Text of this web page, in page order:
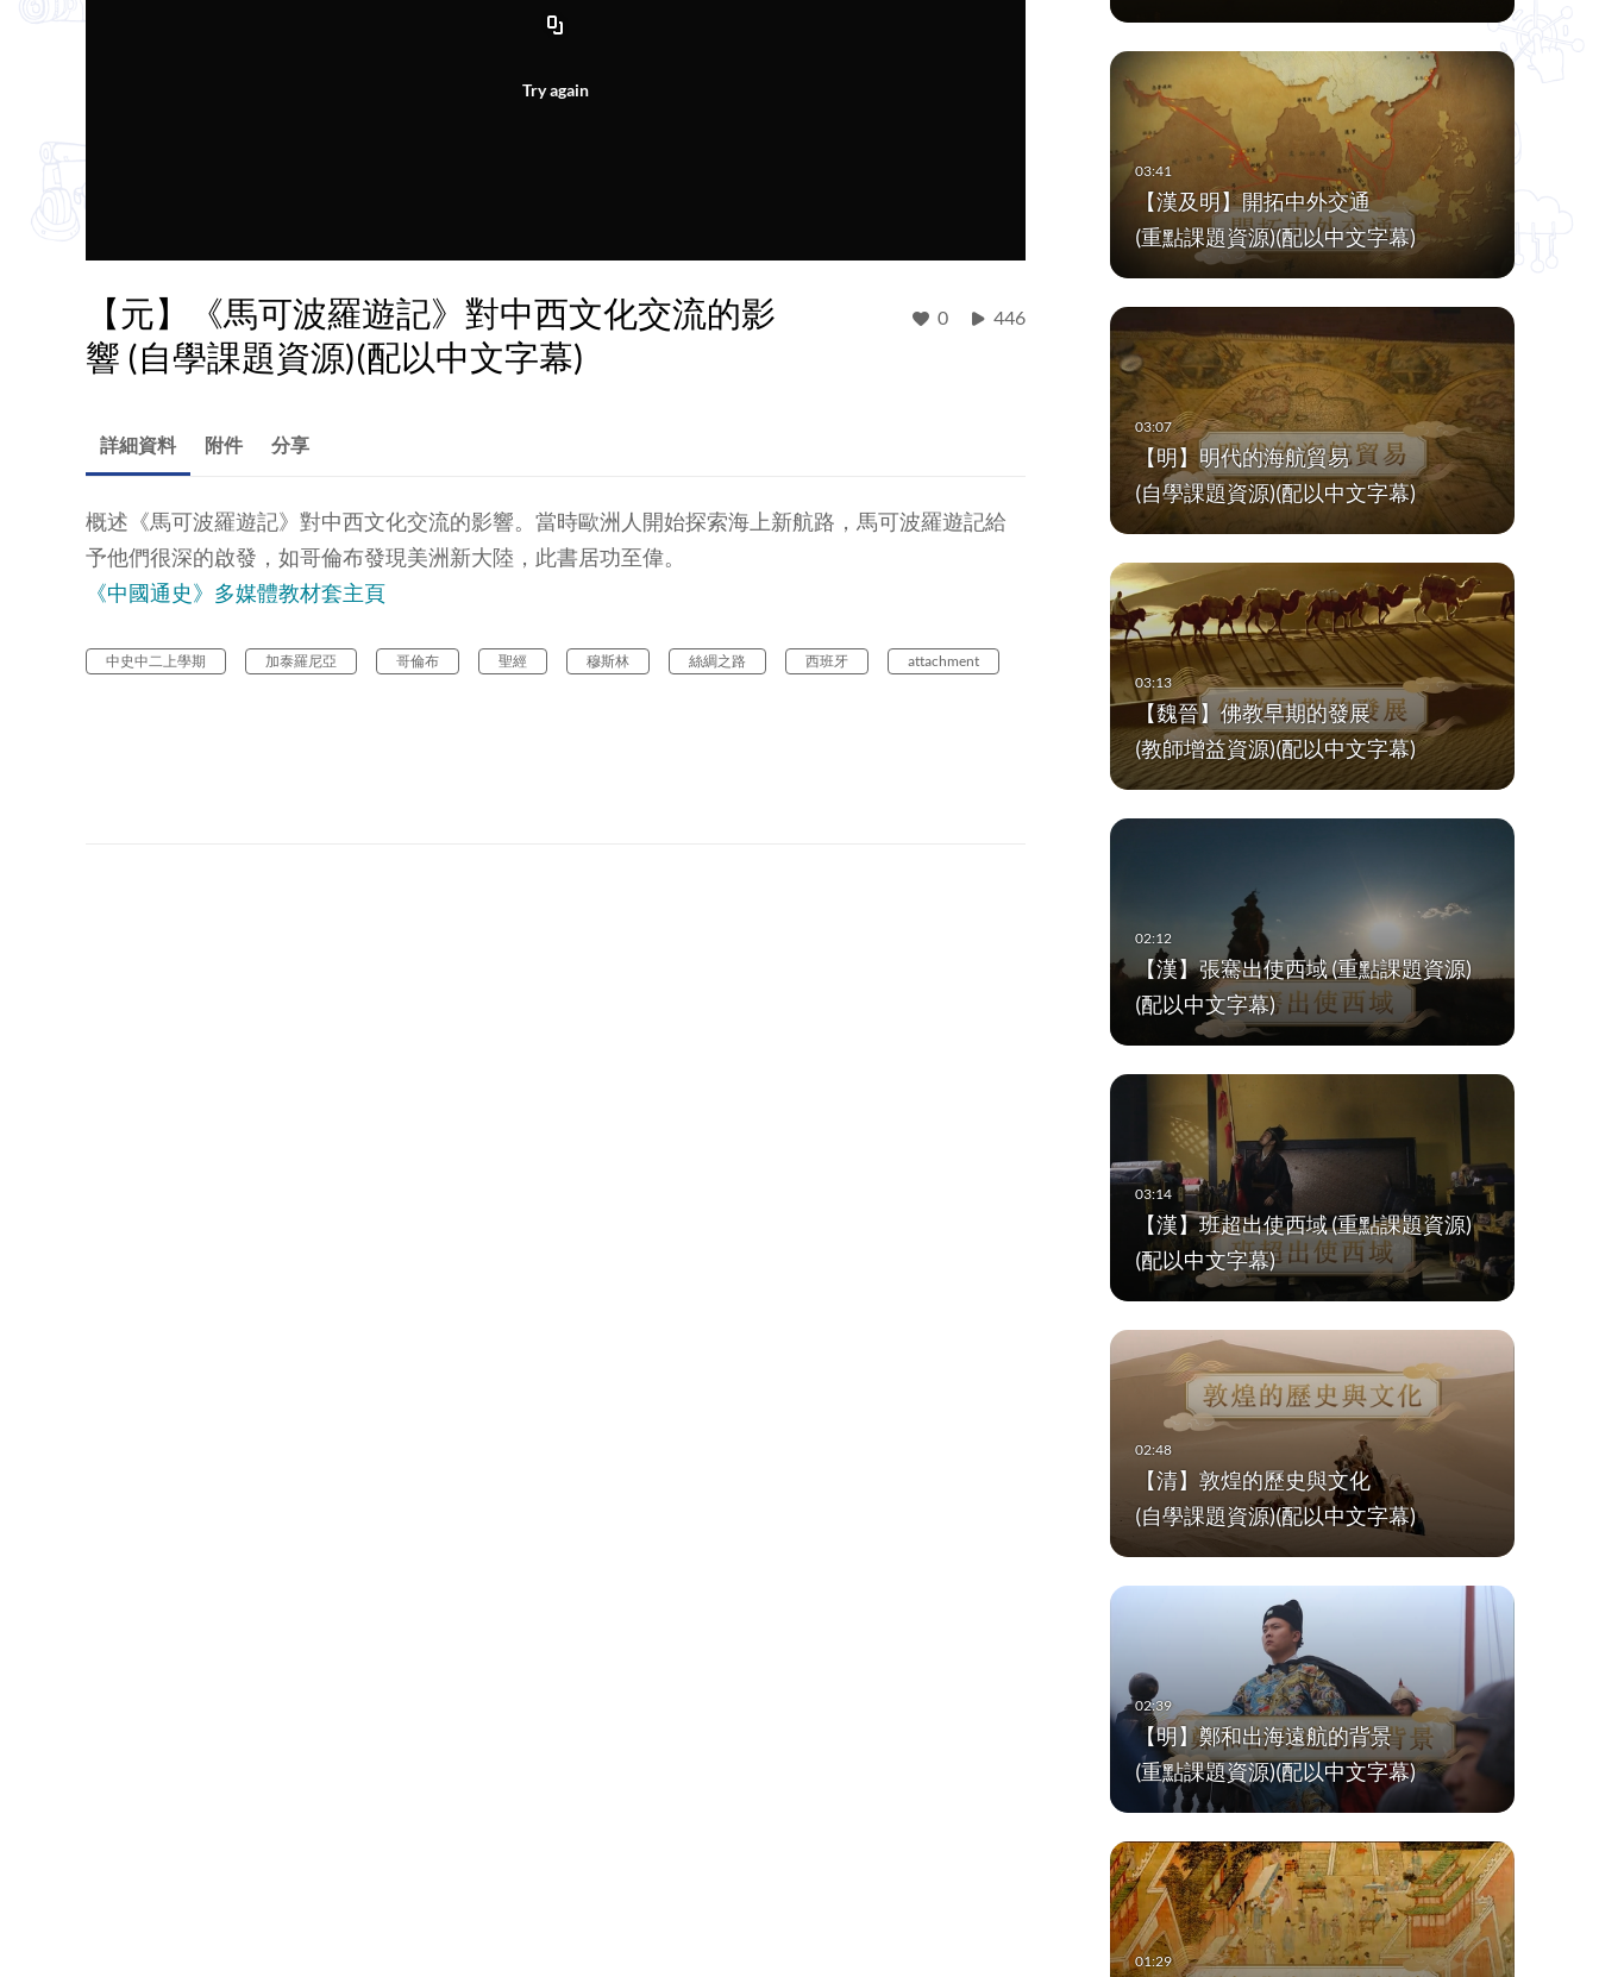
Try again
【元】《馬可波羅遊記》對中西文化交流的影
響 (自學課題資源)(配以中文字幕)
0 446
【漢及明】開拓中外交通
(重點課題資源)(配以中文字幕)
【明】明代的海航貿易
(自學課題資源)(配以中文字幕)
【魏晉】佛教早期的發展
(教師增益資源)(配以中文字幕)
【漢】張騫出使西域 (重點課題資源)
(配以中文字幕)
【漢】班超出使西域 (重點課題資源)
(配以中文字幕)
【清】敦煌的歷史與文化
(自學課題資源)(配以中文字幕)
【明】鄭和出海遠航的背景
(重點課題資源)(配以中文字幕)
詳細資料 附件 分享
概述《馬可波羅遊記》對中西文化交流的影響。當時歐洲人開始探索海上新航路，馬可波羅遊記給
予他們很深的啟發，如哥倫布發現美洲新大陸，此書居功至偉。
《中國通史》多媒體教材套主頁
中史中二上學期 加泰羅尼亞 哥倫布 聖經 穆斯林 絲綢之路 西班牙 attachment